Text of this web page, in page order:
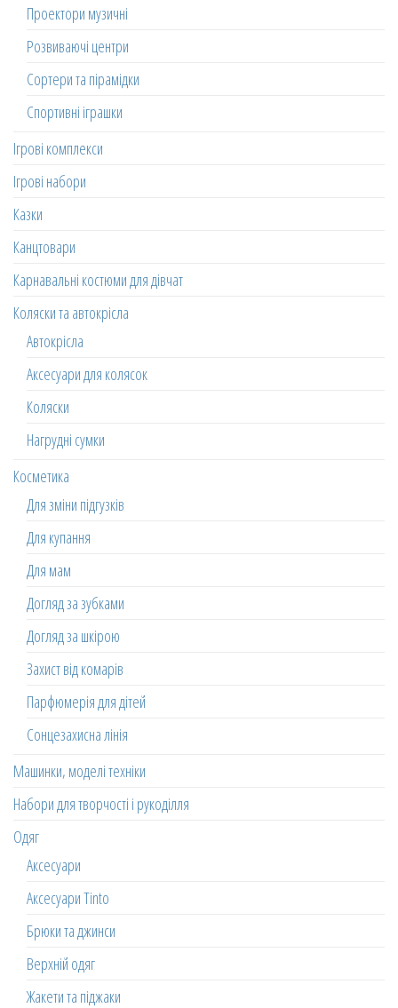
Проектори музичні
Розвиваючі центри
Сортери та пірамідки
Спортивні іграшки
Ігрові комплекси
Ігрові набори
Казки
Канцтовари
Карнавальні костюми для дівчат
Коляски та автокрісла
Автокрісла
Аксесуари для колясок
Коляски
Нагрудні сумки
Косметика
Для зміни підгузків
Для купання
Для мам
Догляд за зубками
Догляд за шкірою
Захист від комарів
Парфюмерія для дітей
Сонцезахисна лінія
Машинки, моделі техніки
Набори для творчості і рукоділля
Одяг
Аксесуари
Аксесуари Tinto
Брюки та джинси
Верхній одяг
Жакети та піджаки